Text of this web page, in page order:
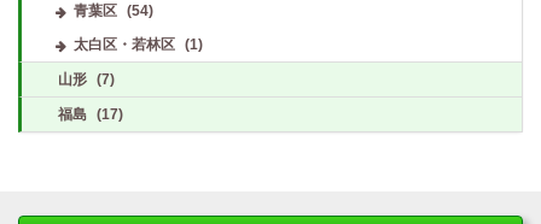
青葉区
(54)
太白区・若林区
(1)
山形 (7)
福島 (17)